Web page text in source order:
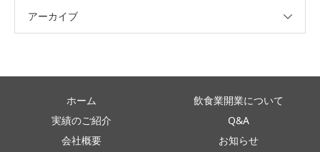
アーカイブ
ホーム
飲食業開業について
実績のご紹介
Q&A
会社概要
お知らせ